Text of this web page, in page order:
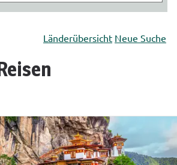
Länderübersicht Neue Suche
Reisen